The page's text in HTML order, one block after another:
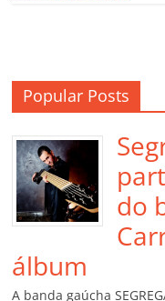
Popular Posts
do
álbum
A banda gaúcha